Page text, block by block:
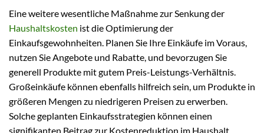
Eine weitere wesentliche Maßnahme zur Senkung der
Haushaltskosten ist die Optimierung der
Einkaufsgewohnheiten. Planen Sie Ihre Einkäufe im Voraus,
nutzen Sie Angebote und Rabatte, und bevorzugen Sie
generell Produkte mit gutem Preis-Leistungs-Verhältnis.
Großeinkäufe können ebenfalls hilfreich sein, um Produkte in
größeren Mengen zu niedrigeren Preisen zu erwerben.
Solche geplanten Einkaufsstrategien können einen
signifikanten Beitrag zur Kostenreduktion im Haushalt